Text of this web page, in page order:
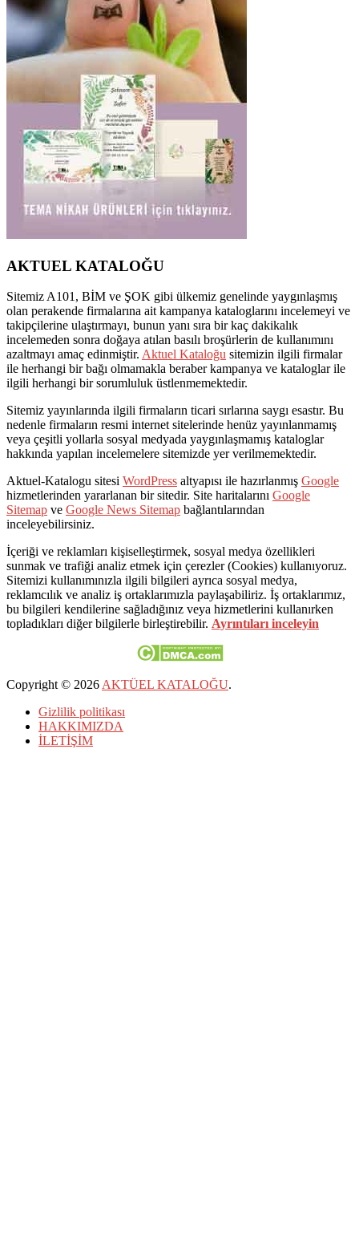
AKTUEL KATALOĞU
Sitemiz A101, BİM ve ŞOK gibi ülkemiz genelinde yaygınlaşmış
olan perakende firmalarına ait kampanya kataloglarını incelemeyi ve
takipçilerine ulaştırmayı, bunun yanı sıra bir kaç dakikalık
incelemeden sonra doğaya atılan basılı broşürlerin de kullanımını
azaltmayı amaç edinmiştir. Aktuel Kataloğu sitemizin ilgili firmalar
ile herhangi bir bağı olmamakla beraber kampanya ve kataloglar ile
ilgili herhangi bir sorumluluk üstlenmemektedir.
Sitemiz yayınlarında ilgili firmaların ticari sırlarına saygı esastır. Bu
nedenle firmaların resmi internet sitelerinde henüz yayınlanmamış
veya çeşitli yollarla sosyal medyada yaygınlaşmamış kataloglar
hakkında yapılan incelemelere sitemizde yer verilmemektedir.
Aktuel-Katalogu sitesi WordPress altyapısı ile hazırlanmış Google
hizmetlerinden yararlanan bir sitedir. Site haritalarını Google
Sitemap ve Google News Sitemap bağlantılarından
inceleyebilirsiniz.
İçeriği ve reklamları kişiselleştirmek, sosyal medya özellikleri
sunmak ve trafiği analiz etmek için çerezler (Cookies) kullanıyoruz.
Sitemizi kullanımınızla ilgili bilgileri ayrıca sosyal medya,
reklamcılık ve analiz iş ortaklarımızla paylaşabiliriz. İş ortaklarımız,
bu bilgileri kendilerine sağladığınız veya hizmetlerini kullanırken
topladıkları diğer bilgilerle birleştirebilir. Ayrıntıları inceleyin
Copyright © 2026 AKTÜEL KATALOĞU.
Gizlilik politikası
HAKKIMIZDA
İLETİŞİM